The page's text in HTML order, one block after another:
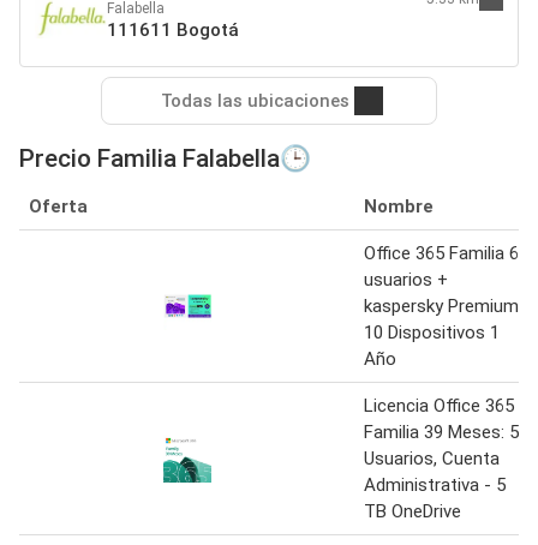
Falabella
111611 Bogotá
Todas las ubicaciones
Precio Familia Falabella🕒
Oferta Nombre
Office 365 Familia 6
usuarios +
kaspersky Premium
10 Dispositivos 1
Año
Licencia Office 365
Familia 39 Meses: 5
Usuarios, Cuenta
Administrativa - 5
TB OneDrive